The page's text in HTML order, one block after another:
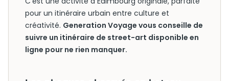
pour un itinéraire urbain entre culture et
créativité. Generation Voyage vous conseille de
suivre un itinéraire de street-art disponible en
ligne pour ne rien manquer.